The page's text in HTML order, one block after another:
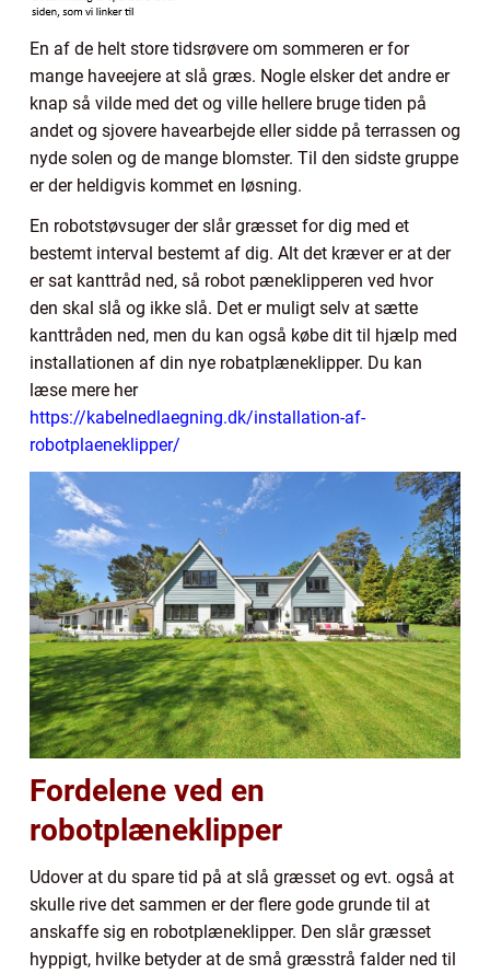
En af de helt store tidsrøvere om sommeren er for
mange haveejere at slå græs. Nogle elsker det andre er
knap så vilde med det og ville hellere bruge tiden på
andet og sjovere havearbejde eller sidde på terrassen og
nyde solen og de mange blomster. Til den sidste gruppe
er der heldigvis kommet en løsning.
En robotstøvsuger der slår græsset for dig med et
bestemt interval bestemt af dig. Alt det kræver er at der
er sat kanttråd ned, så robot pæneklipperen ved hvor
den skal slå og ikke slå. Det er muligt selv at sætte
kanttråden ned, men du kan også købe dit til hjælp med
installationen af din nye robatplæneklipper. Du kan
læse mere her
https://kabelnedlaegning.dk/installation-af-
robotplaeneklipper/
Fordelene ved en
robotplæneklipper
Udover at du spare tid på at slå græsset og evt. også at
skulle rive det sammen er der flere gode grunde til at
anskaffe sig en robotplæneklipper. Den slår græsset
hyppigt, hvilke betyder at de små græsstrå falder ned til